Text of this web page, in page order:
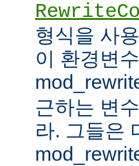
형식을 사
이 환경변
근하는 변
라. 그들은